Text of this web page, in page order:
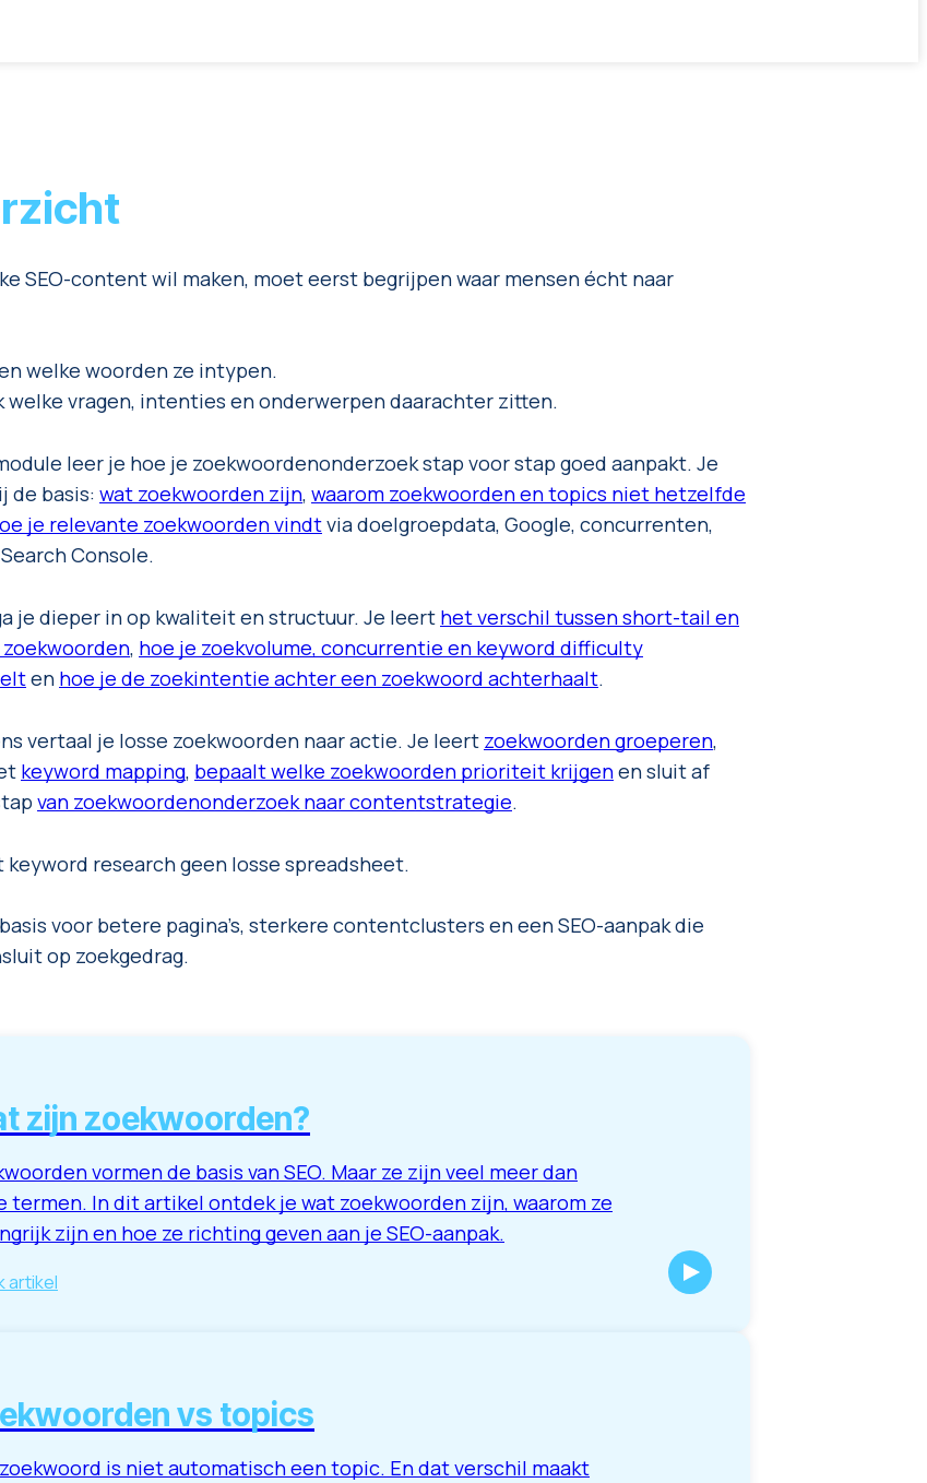
SEO-content wil maken, moet eerst begrijpen waar mensen écht naar
welke woorden ze intypen.
welke vragen, intenties en onderwerpen daarachter zitten.
leer je hoe je zoekwoordenonderzoek stap voor stap goed aanpakt. Je
de basis: wat zoekwoorden zijn, waarom zoekwoorden en topics niet hetzelfde
je relevante zoekwoorden vindtvia doelgroepdata, Google, concurrenten,
Console.
je dieper in op kwaliteit en structuur. Je leert het verschil tussen short-tail en
, hoe je zoekvolume, concurrentie en keyword difficulty
en hoe je de zoekintentie achter een zoekwoord achterhaalt.
vertaal je losse zoekwoorden naar actie. Je leert zoekwoorden groeperen,
keyword mapping, bepaalt welke zoekwoorden prioriteit krijgenen sluit af
van zoekwoordenonderzoek naar contentstrategie.
keyword research geen losse spreadsheet.
voor betere pagina’s, sterkere contentclusters en een SEO-aanpak die
op zoekgedrag.
zijn zoekwoorden?
vormen de basis van SEO. Maar ze zijn veel meer dan
termen. In dit artikel ontdek je wat zoekwoorden zijn, waarom ze
zijn en hoe ze richting geven aan je SEO-aanpak.
artikel
vs topics
is niet automatisch een topic. En dat verschil maakt